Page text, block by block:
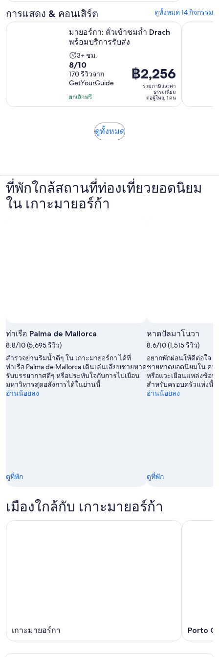
1039
รีวิว
฿2,256
ผู้ใหญ่
1
การแสดง & คอนเสิร์ต ดูทั้งหมด 14 กิจกรรม
มายอร์กา: ตั๋วเข้าชมถ้ำ Drach
พร้อมบริการรับส่ง
ระยะ
เวลา
กิจกรรม
3
3+ ชม.
8.0
จาก
10
โดย
8/10
170 รีวิวจาก
GetYourGuide
ยกเลิกฟรี
ราคา
฿2,256
฿2,256
รวมภาษีและค่า
ธรรมเนียม
ต่อผู้ใหญ่ 1 คน
มายอร์กา: ตั๋วเข้าชมถ้ำ Drach พร้อมบริการรับส่ง เปิดในแท็บให
จาก
ดูทั้งหมดเปิด
ที่พักใกล้สถานที่ท่องเที่ยวยอดนิยม
ใน เกาะมายอร์ก้า
ท่าเรือ Palma de Mallorca
8.8/10 (5,695 รีวิว)
สำรวจย่านริมน้ำดีๆ ใน เกาะมายอร์กา ได้ที่
ท่าเรือ Palma de Mallorca เดินเล่นเลียบชายหาด
รับบรรยากาศดีๆ หรือประทับใจกับการไปเยือน
มหาวิหารสุดอลังการได้ในย่านนี้
อ่านน้อยลง
ดูที่พัก
หาดปัลมาโนวา
8.6/10 (1,515 รีวิว)
อยากพักผ่อนให้ดีต่อใจ
ชายหาดยอดนิยมใน คา
หรือแวะเยือนแหล่งช้อป
สำหรับครอบครัวแห่งนี้
อ่านน้อยลง
ดูที่พัก
เมืองใกล้กับ เกาะมายอร์ก้า
เกาะมายอร์กา Porto